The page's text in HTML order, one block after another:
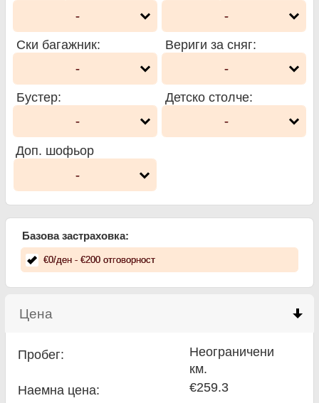
-
-
Ски багажник:
-
Вериги за сняг:
-
Бустер:
-
Детско столче:
-
Доп. шофьор
-
Базова застраховка:
€0/ден- €200отговорност
Цена
Пробег:
Неограничени
км.
Наемна цена:
€259.3